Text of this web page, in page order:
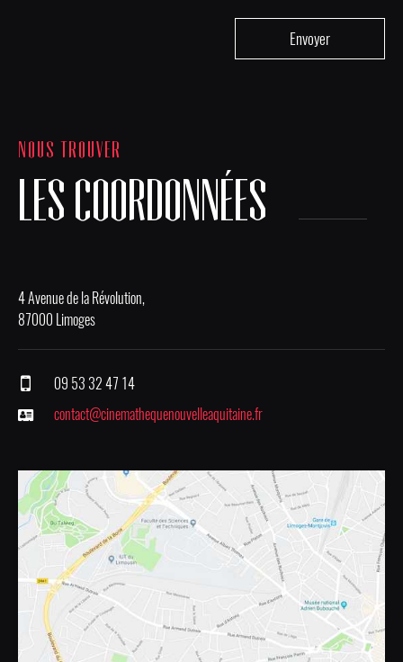
NOUS TROUVER
LES COORDONNÉES
4 Avenue de la Révolution,
87000 Limoges
09 53 32 47 14
contact@cinemathequenouvelleaquitaine.fr